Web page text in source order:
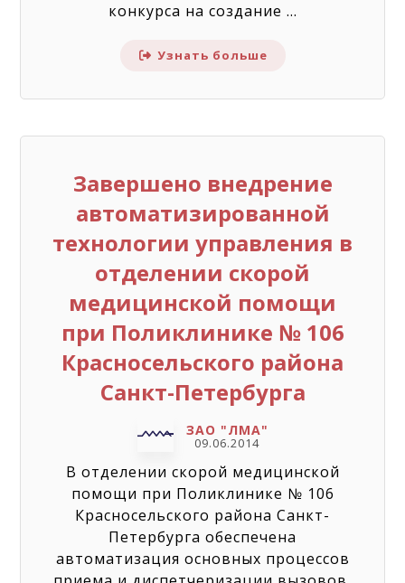
конкурса на создание ...
Узнать больше
Завершено внедрение
автоматизированной
технологии управления в
отделении скорой
медицинской помощи
при Поликлинике № 106
Красносельского района
Санкт-Петербурга
ЗАО "ЛМА"
09.06.2014
В отделении скорой медицинской
помощи при Поликлинике № 106
Красносельского района Санкт-
Петербурга обеспечена
автоматизация основных процессов